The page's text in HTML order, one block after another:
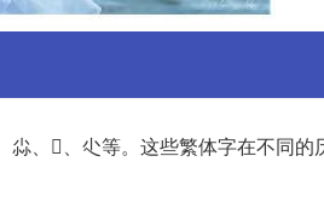
尛、、尐等。这些繁体字在不同